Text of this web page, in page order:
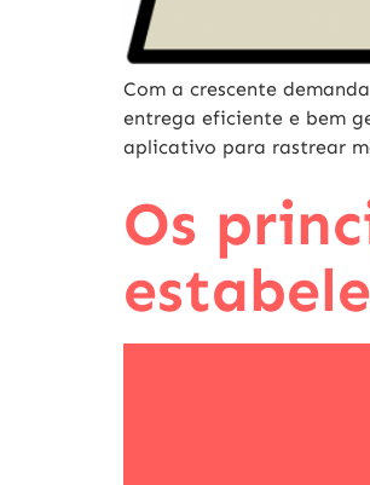
Com a crescente
entrega eficiente e bem
aplicativo para rastrear
Os